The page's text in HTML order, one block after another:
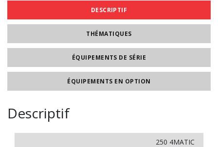
DESCRIPTIF
THÉMATIQUES
ÉQUIPEMENTS DE SÉRIE
ÉQUIPEMENTS EN OPTION
Descriptif
250 4MATIC